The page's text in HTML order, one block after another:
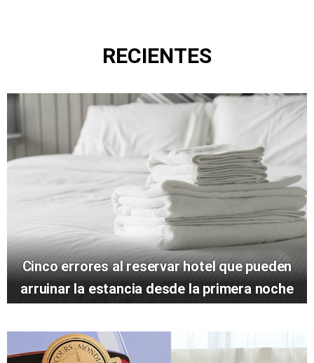
RECIENTES
Cinco errores al reservar hotel que pueden
arruinar la estancia desde la primera noche